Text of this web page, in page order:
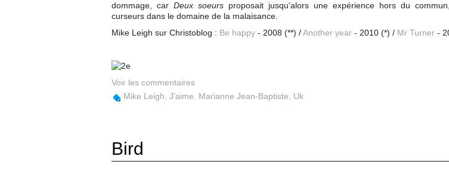
dommage, car Deux soeurs proposait jusqu'alors une expérience hors du
curseurs dans le domaine de la malaisance.
Mike Leigh sur Christoblog : Be happy - 2008 (**) /Another year - 2010 (*) / Mr Turner -
Voir les commentaires
Mike Leigh J'aime Marianne Jean-Baptiste Uk
Bird